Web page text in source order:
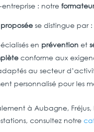
entreprise : notre
proposée se distingue par :
en prévention et
conforme aux
au secteur
personnalisé pour les
à Aubagne,
consultez notre